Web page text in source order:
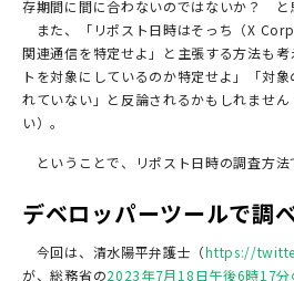
存期間に間に合わないのではないか？ と
また、「リポスト日時はそっち（X
関連通信を特定せよ」と主張する方法も
トを対象にしているのか特定せよ」「対
れていない」と反論されるかもしれませ
い）。
ということで、リポスト日時の調査方法
デベロッパーツールで調
今回は、清水陽平弁護士（https://
が、総務省の2023年7月18日午後6時17分